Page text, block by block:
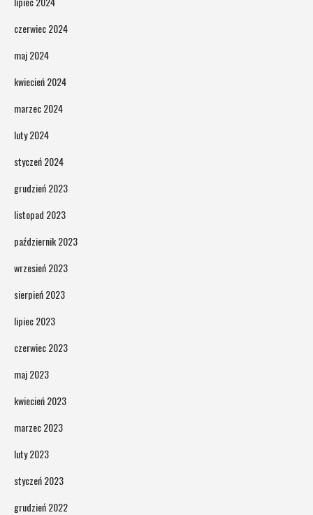
czerwiec 2024
maj 2024
kwiecień 2024
marzec 2024
luty 2024
styczeń 2024
grudzień 2023
listopad 2023
październik 2023
wrzesień 2023
sierpień 2023
lipiec 2023
czerwiec 2023
maj 2023
kwiecień 2023
marzec 2023
luty 2023
styczeń 2023
grudzień 2022